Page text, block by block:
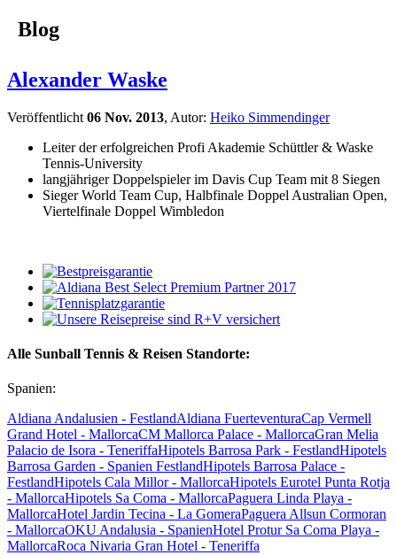
Blog
Alexander Waske
Veröffentlicht 06 Nov. 2013, Autor: Heiko Simmendinger
Leiter der erfolgreichen Profi Akademie Schüttler & Waske
Tennis-University
langjähriger Doppelspieler im Davis Cup Team mit 8 Siegen
Sieger World Team Cup, Halbfinale Doppel Australian Open,
Viertelfinale Doppel Wimbledon
Alle Sunball Tennis & Reisen Standorte:
Spanien:
Aldiana Andalusien - FestlandAldiana FuerteventuraCap Vermell
Grand Hotel - MallorcaCM Mallorca Palace - MallorcaGran Melia
Palacio de Isora - TeneriffaHipotels Barrosa Park - FestlandHipotels
Barrosa Garden - Spanien FestlandHipotels Barrosa Palace -
FestlandHipotels Cala Millor - MallorcaHipotels Eurotel Punta Rotja
- MallorcaHipotels Sa Coma - MallorcaPaguera Linda Playa -
MallorcaHotel Jardin Tecina - La GomeraPaguera Allsun Cormoran
- MallorcaOKU Andalusia - SpanienHotel Protur Sa Coma Playa -
MallorcaRoca Nivaria Gran Hotel - Teneriffa